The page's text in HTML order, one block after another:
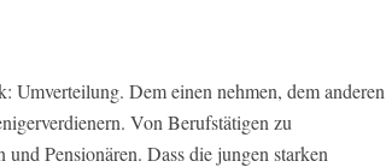
Umverteilung. Dem einen nehmen, dem anderen
Von Berufstätigen zu
Pensionären. Dass die jungen starken